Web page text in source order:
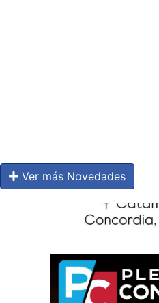
Ver más Novedades